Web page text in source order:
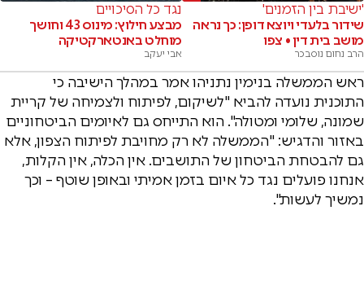
'ישיבת בין הזמנים'
שידור בלעדי ויוצא דופן: כך נראה
מושב בית דין • צפו
הרב נחום נוסבכר
נגד כל הסיכויים
מבצע חילוץ: מינוס 43 וחושך
מוחלט באנטארקטיקה
אבי יעקב
ראש הממשלה בנימין נתניהו אמר במהלך הישיבה כי
התוכנית נועדה להביא "לשיקום, לפיתוח ולצמיחה של קריית
שמונה, שלומי ומטולה". הוא התייחס גם לאיומים הביטחוניים
באזור והדגיש: "הממשלה לא רק מחויבת לפיתוח הצפון, אלא
גם להבטחת הביטחון של התושבים. אין הכלה, אין הקלות,
אנחנו פועלים נגד כל איום בזמן אמיתי ובאופן שוטף – וכך
נמשיך לעשות".